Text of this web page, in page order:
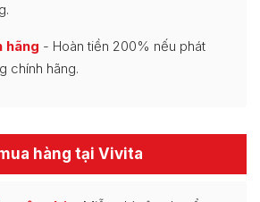
hãng - Hoàn tiền 200% nếu phát
chính hãng.
hàng tại Vivita